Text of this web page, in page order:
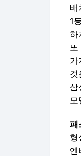
배
1
하
또
가
것
삼
모
패
형
엔